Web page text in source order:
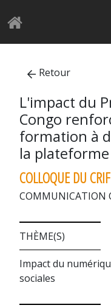
Retour
L'impact du
Congo
formation à
la
COLLOQUE DU
COMMUNICATION
THÈME(S)
Impact du
sociales